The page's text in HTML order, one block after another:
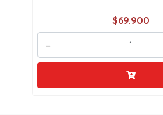
$69.900
-